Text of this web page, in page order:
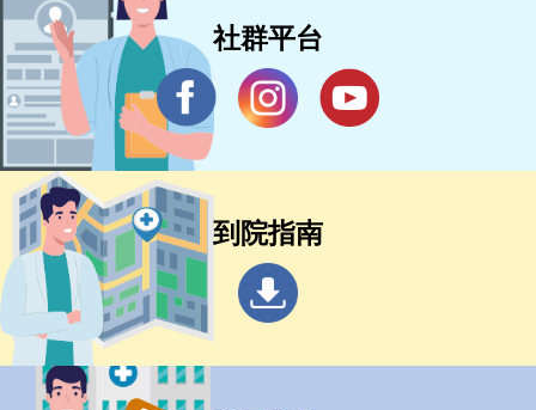
社群平台
到院指南